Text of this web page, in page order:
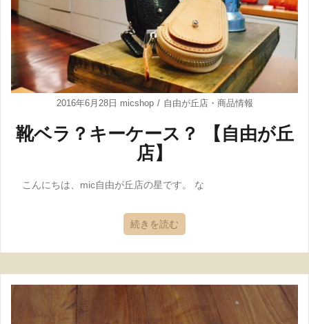
2016年6月28日 micshop 自由が丘店・ 商品情報
靴ベラ？キーケース？ 【自由が丘
店】
こんにちは、mic自由が丘店の星です。 な
続きを読む